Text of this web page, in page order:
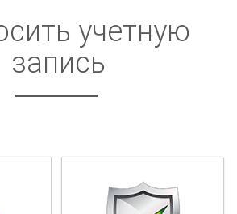
учетную
запись